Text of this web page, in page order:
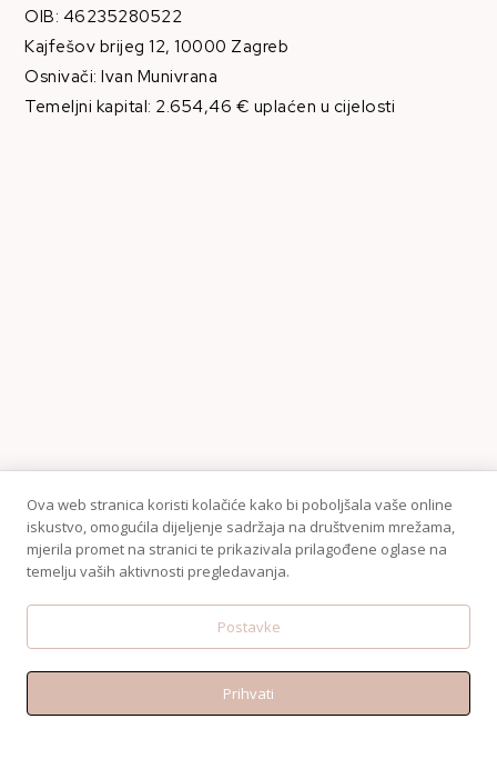
OIB: 46235280522
Kajfešov brijeg 12, 10000 Zagreb
Osnivači: Ivan Munivrana
Temeljni kapital: 2.654,46 € uplaćen u cijelosti
KONTAKT
Telefon:+38595 370 1487
Email: shop@amen.hr
PORTANOVA: Svilajska ul. 31A, 31000, Osijek
Ova web stranica koristi kolačiće kako bi poboljšala vaše online
iskustvo, omogućila dijeljenje sadržaja na društvenim mrežama,
mjerila promet na stranici te prikazivala prilagođene oglase na
temelju vaših aktivnosti pregledavanja.
Postavke
Prihvati